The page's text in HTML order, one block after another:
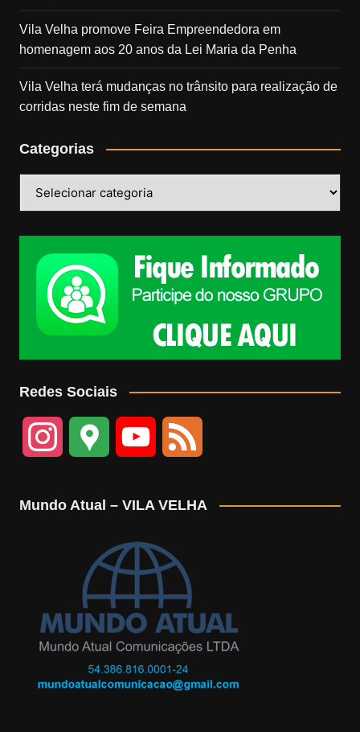
Vila Velha promove Feira Empreendedora em
homenagem aos 20 anos da Lei Maria da Penha
Vila Velha terá mudanças no trânsito para realização de
corridas neste fim de semana
Categorias
Redes Sociais
g
r
g
l
e
M
T
u
b
e
Mundo Atual – VILA VELHA